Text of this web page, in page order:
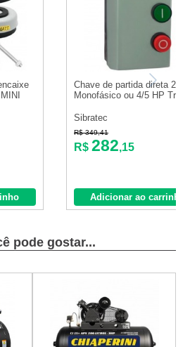
Chave de partida direta 2/3
Monofásico ou 4/5 HP
Sibratec
R$ 349,41
R$ 282,15
Adicionar ao carrinho
pode gostar...